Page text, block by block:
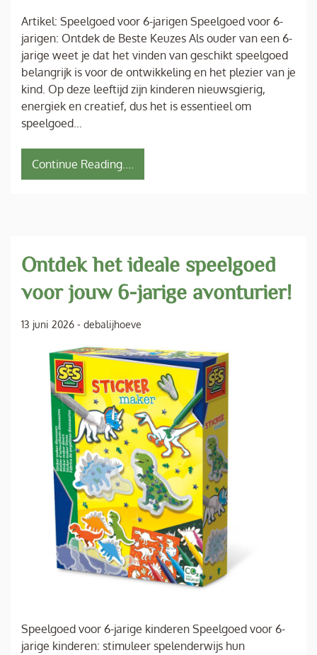
Artikel: Speelgoed voor 6-jarigen Speelgoed voor 6-
jarigen: Ontdek de Beste Keuzes Als ouder van een 6-
jarige weet je dat het vinden van geschikt speelgoed
belangrijk is voor de ontwikkeling en het plezier van je
kind. Op deze leeftijd zijn kinderen nieuwsgierig,
energiek en creatief, dus het is essentieel om
speelgoed…
Continue Reading....
Ontdek het ideale speelgoed
voor jouw 6-jarige avonturier!
13 juni 2026 - debalijhoeve
Speelgoed voor 6-jarige kinderen Speelgoed voor 6-
jarige kinderen: stimuleer spelenderwijs hun